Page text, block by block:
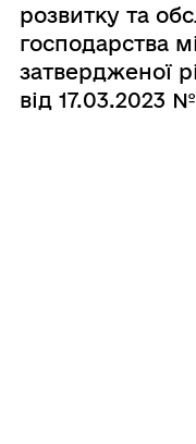
розвитку та
господарства
затвердженої
від 17.03.2023